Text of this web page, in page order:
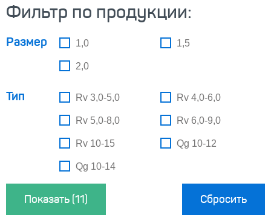
Фильтр по продукции:
Размер 1,0 1,5
2,0
Тип Rv 3,0-5,0 Rv 4,0-6,0
Rv 5,0-8,0 Rv 6,0-9,0
Rv 10-15 Qg 10-12
Qg 10-14
Сбросить